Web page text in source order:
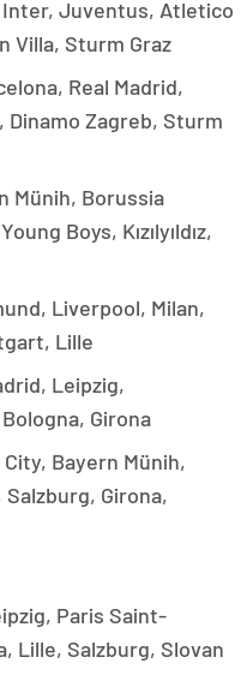
Inter, Juventus, Atletico
Villa, Sturm Graz
Real Madrid,
Dinamo Zagreb, Sturm
Münih, Borussia
Boys, Kızılyıldız,
Liverpool, Milan,
Lille
Leipzig,
Girona
Bayern Münih,
Girona,
Paris Saint-
Lille, Salzburg, Slovan